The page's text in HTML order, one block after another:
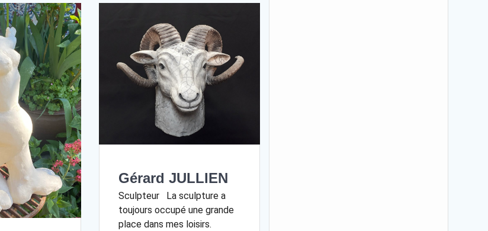
Gérard JULLIEN
Sculpteur La sculpture a
toujours occupé une grande
place dans mes loisirs.